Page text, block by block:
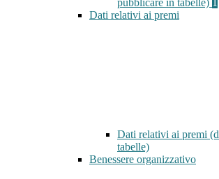
pubblicare in tabelle)
Dati relativi ai premi
Dati relativi ai premi
tabelle)
Benessere organizzativo